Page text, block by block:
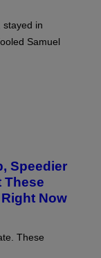
stayed in
Samuel
Speedier
These
Now
These